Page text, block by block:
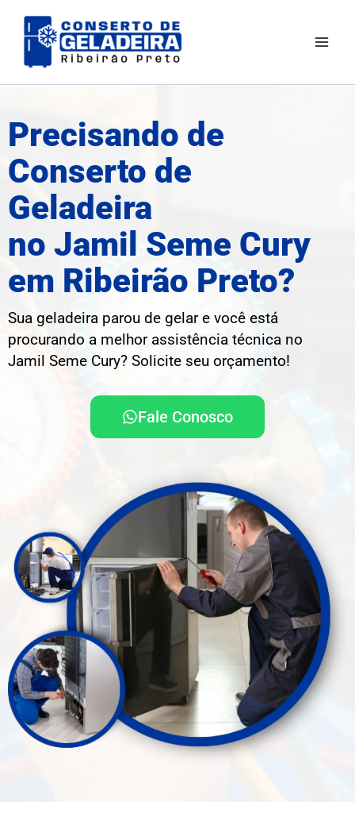
para
Precisando de
Conserto de
Geladeira
no Jamil Seme Cury
em Ribeirão Preto?
Sua geladeira parou de gelar e você está
procurando a melhor assistência técnica no
Jamil Seme Cury? Solicite seu orçamento!
Fale Conosco